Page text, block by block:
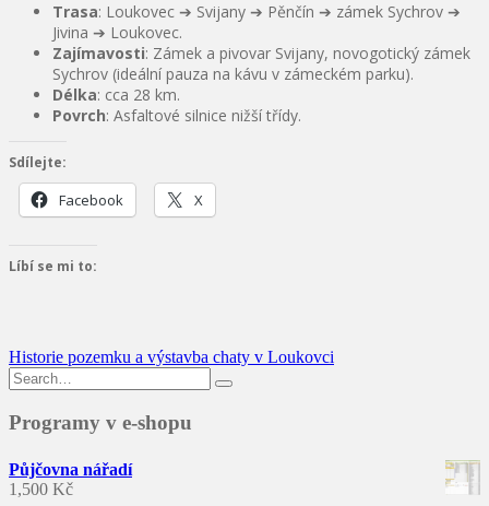
Trasa: Loukovec ➔ Svijany ➔ Pěnčín ➔ zámek Sychrov ➔
Jivina ➔ Loukovec.
Zajímavosti: Zámek a pivovar Svijany, novogotický zámek
Sychrov (ideální pauza na kávu v zámeckém parku).
Délka: cca 28 km.
Povrch: Asfaltové silnice nižší třídy.
Sdílejte:
Facebook X
Líbí se mi to:
Navigace
pro
příspěvek
Historie pozemku a výstavba chaty v Loukovci
Search
for:
Programy v e-shopu
Půjčovna nářadí
1,500 Kč